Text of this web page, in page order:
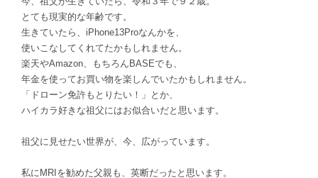
とても現実的な年齢です。
生きていたら、iPhone13Proなんかを、
使いこなしてくれてたかもしれません。
楽天やAmazon、もちろんBASEでも、
年金を使ってお買い物を楽しんでいたかもしれません。
「ドローン免許もとりたい！」とか、
ハイカラ好きな祖父にはお似合いだと思います。
祖父に見せたい世界が、今、広がっています。
私にMRIを勧めた父親も、英断だったと思います。